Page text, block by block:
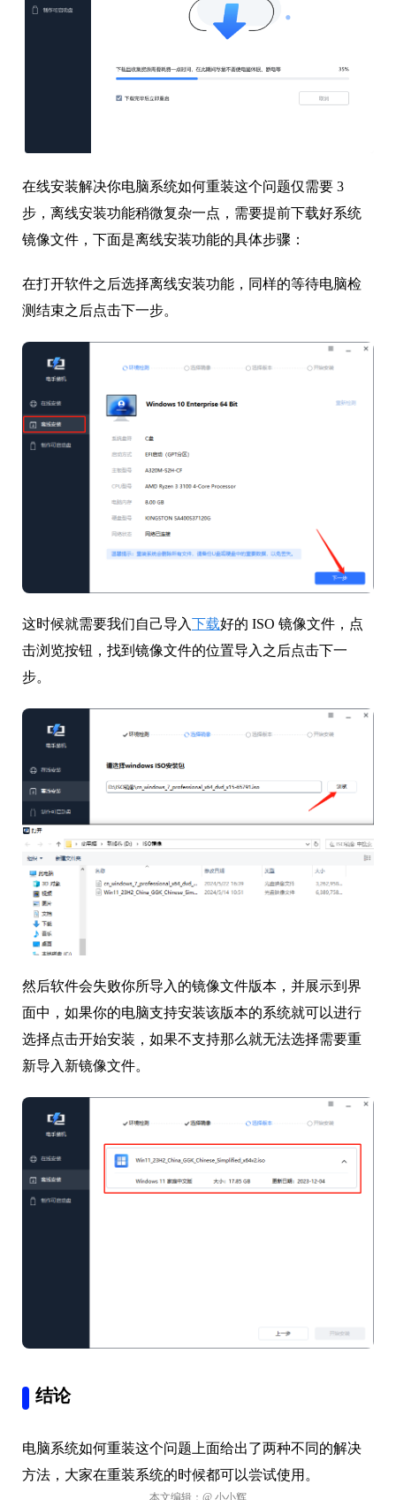
在线安装解决你电脑系统如何重装这个问题仅需要 3
步，离线安装功能稍微复杂一点，需要提前下载好系统
镜像文件，下面是离线安装功能的具体步骤：
在打开软件之后选择离线安装功能，同样的等待电脑检
测结束之后点击下一步。
这时候就需要我们自己导入下载好的 ISO 镜像文件，点
击浏览按钮，找到镜像文件的位置导入之后点击下一
步。
然后软件会失败你所导入的镜像文件版本，并展示到界
面中，如果你的电脑支持安装该版本的系统就可以进行
选择点击开始安装，如果不支持那么就无法选择需要重
新导入新镜像文件。
结论
电脑系统如何重装这个问题上面给出了两种不同的解决
方法，大家在重装系统的时候都可以尝试使用。